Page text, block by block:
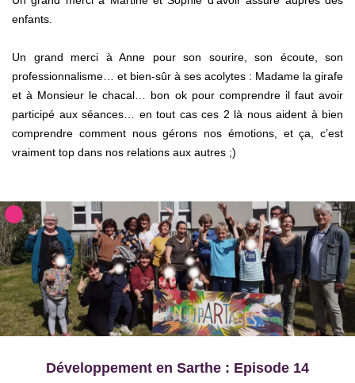
enfants.
Un grand merci à Anne pour son sourire, son écoute, son
professionnalisme… et bien-sûr à ses acolytes : Madame la girafe
et à Monsieur le chacal… bon ok pour comprendre il faut avoir
participé aux séances… en tout cas ces 2 là nous aident à bien
comprendre comment nous gérons nos émotions, et ça, c’est
vraiment top dans nos relations aux autres ;)
Développement en Sarthe : Episode 14